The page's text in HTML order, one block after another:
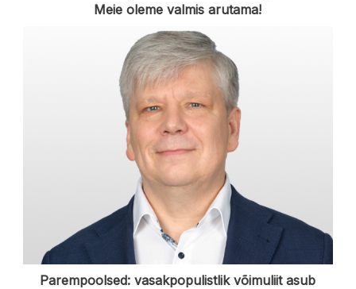
Meie oleme valmis arutama!
Parempoolsed: vasakpopulistlik võimuliit asub